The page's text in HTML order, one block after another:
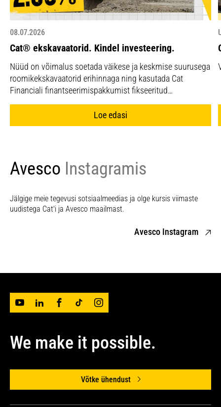
08.07.2026
Cat® ekskavaatorid. Kindel investeering.
Nüüd on võimalus soetada väikese ja keskmise suurusega
roomikekskavaatorid erihinnaga ning kasutada Cat
Financiali finantseerimispakkumist fikseeritud…
Loe edasi
Avesco Instagramis
Jälgige meie tegevusi sotsiaalmeedias ja olge kursis viimaste
uudistega Cat'i ja Avesco maailmast.
Avesco Instagram
We make it possible.
Võtke ühendust